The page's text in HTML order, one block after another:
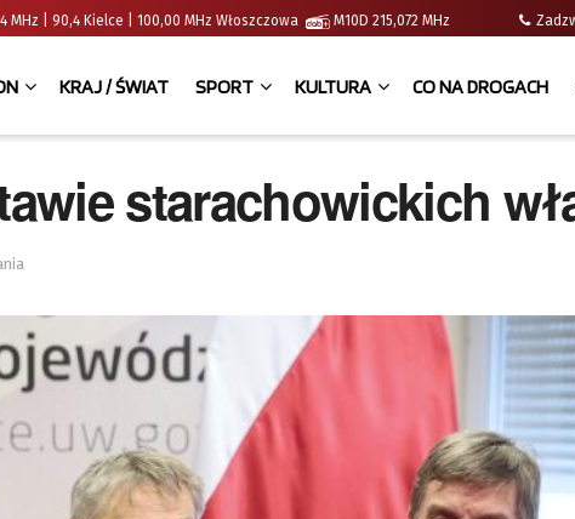
MHz | 90,4 Kielce | 100,00 MHz Włoszczowa M10D 215,072 MHz
KRAJ / ŚWIAT SPORT KULTURA CO NA DROGACH
starachowickich